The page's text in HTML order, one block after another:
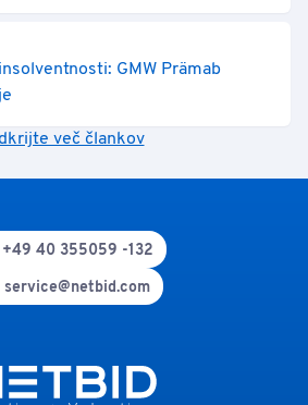
GMW Prämab
več člankov
+49 40 355059 -132
service@netbid.com